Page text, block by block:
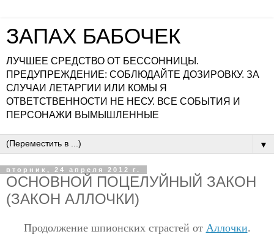
ЗАПАХ БАБОЧЕК
ЛУЧШЕЕ СРЕДСТВО ОТ БЕССОННИЦЫ.
ПРЕДУПРЕЖДЕНИЕ: СОБЛЮДАЙТЕ ДОЗИРОВКУ. ЗА
СЛУЧАИ ЛЕТАРГИИ ИЛИ КОМЫ Я
ОТВЕТСТВЕННОСТИ НЕ НЕСУ. ВСЕ СОБЫТИЯ И
ПЕРСОНАЖИ ВЫМЫШЛЕННЫЕ
▼
вторник, 24 апреля 2012 г.
ОСНОВНОЙ ПОЦЕЛУЙНЫЙ ЗАКОН
(ЗАКОН АЛЛОЧКИ)
Продолжение шпионских страстей от Аллочки.